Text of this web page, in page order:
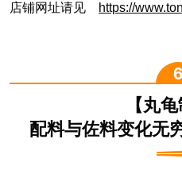
店铺网址请见 https://
【丸
配料与佐料变化无